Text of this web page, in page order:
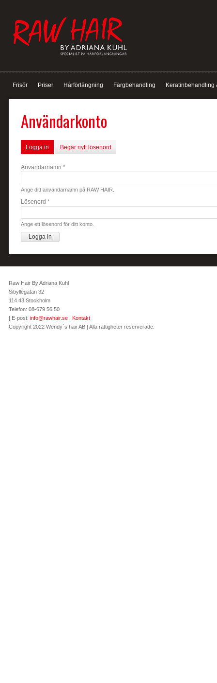
Frisör Priser Hårförlängning Färgbehandling Keratinbehandling
Användarkonto
Logga in Begär nytt lösenord
Användarnamn *
Ange ditt användarnamn på RAW HAIR.
Lösenord *
Ange ett lösenord för ditt konto.
Raw Hair By Adriana Kuhl
Sibyllegatan 32
114 43 Stockholm
Telefon: 08-679 56 50
| E-post: info@rawhair.se | Kontakt
Copyright 2022 Wendy´s hair AB | Alla rättigheter reserverade.